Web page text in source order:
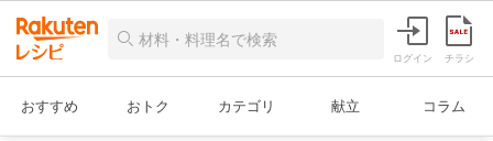
ログイン チラシ
おすすめ おトク カテゴリ 献立 コラム